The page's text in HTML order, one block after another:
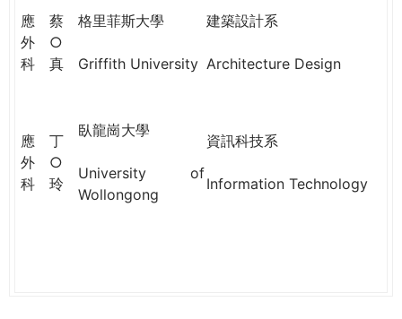
應
外
科
蔡
○
真
格里菲斯大學
Griffith University
建築設計系
Architecture Design
應
外
科
丁
○
玲
臥龍崗大學
University of
Wollongong
資訊科技系
Information Technology